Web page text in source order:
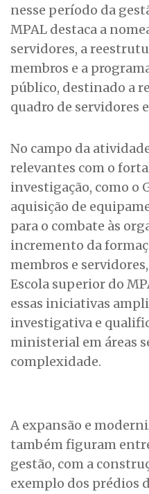
nesse período da
MPAL destaca a
servidores, a
membros e a
público, destinado a
quadro de servidores
No campo da
relevantes com o
investigação, como o
aquisição de
para o combate às
incremento da
membros e
Escola superior do
essas iniciativas
investigativa e
ministerial em áreas
complexidade.
A expansão e
também figuram
gestão, com a
exemplo dos prédios